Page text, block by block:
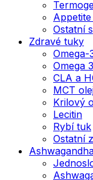
Ostatní
Zdravé tuky
Omega-
Omega
CLA a
MCT
Krilový
Lecitin
Rybí tuk
Ostatní